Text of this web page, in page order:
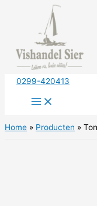
inhoud
0299-420413
Home Producten